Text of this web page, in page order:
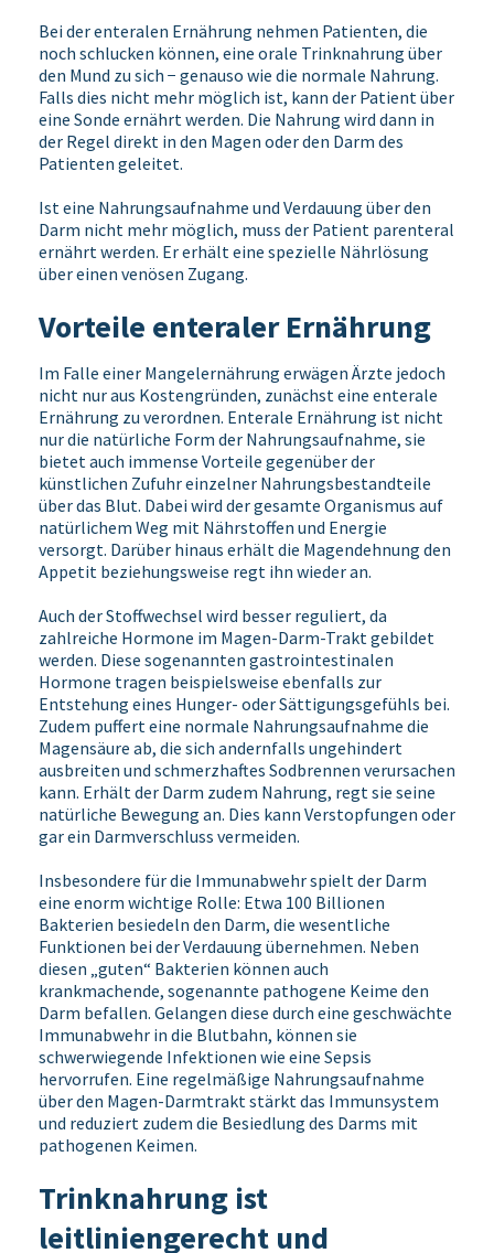
Bei der enteralen Ernährung nehmen Patienten, die
noch schlucken können, eine orale Trinknahrung über
den Mund zu sich − genauso wie die normale Nahrung.
Falls dies nicht mehr möglich ist, kann der Patient über
eine Sonde ernährt werden. Die Nahrung wird dann in
der Regel direkt in den Magen oder den Darm des
Patienten geleitet.
Ist eine Nahrungsaufnahme und Verdauung über den
Darm nicht mehr möglich, muss der Patient parenteral
ernährt werden. Er erhält eine spezielle Nährlösung
über einen venösen Zugang.
Vorteile enteraler Ernährung
Im Falle einer Mangelernährung erwägen Ärzte jedoch
nicht nur aus Kostengründen, zunächst eine enterale
Ernährung zu verordnen. Enterale Ernährung ist nicht
nur die natürliche Form der Nahrungsaufnahme, sie
bietet auch immense Vorteile gegenüber der
künstlichen Zufuhr einzelner Nahrungsbestandteile
über das Blut. Dabei wird der gesamte Organismus auf
natürlichem Weg mit Nährstoffen und Energie
versorgt. Darüber hinaus erhält die Magendehnung den
Appetit beziehungsweise regt ihn wieder an.
Auch der Stoffwechsel wird besser reguliert, da
zahlreiche Hormone im Magen-Darm-Trakt gebildet
werden. Diese sogenannten gastrointestinalen
Hormone tragen beispielsweise ebenfalls zur
Entstehung eines Hunger- oder Sättigungsgefühls bei.
Zudem puffert eine normale Nahrungsaufnahme die
Magensäure ab, die sich andernfalls ungehindert
ausbreiten und schmerzhaftes Sodbrennen verursachen
kann. Erhält der Darm zudem Nahrung, regt sie seine
natürliche Bewegung an. Dies kann Verstopfungen oder
gar ein Darmverschluss vermeiden.
Insbesondere für die Immunabwehr spielt der Darm
eine enorm wichtige Rolle: Etwa 100 Billionen
Bakterien besiedeln den Darm, die wesentliche
Funktionen bei der Verdauung übernehmen. Neben
diesen „guten“ Bakterien können auch
krankmachende, sogenannte pathogene Keime den
Darm befallen. Gelangen diese durch eine geschwächte
Immunabwehr in die Blutbahn, können sie
schwerwiegende Infektionen wie eine Sepsis
hervorrufen. Eine regelmäßige Nahrungsaufnahme
über den Magen-Darmtrakt stärkt das Immunsystem
und reduziert zudem die Besiedlung des Darms mit
pathogenen Keimen.
Trinknahrung ist
leitliniengerecht und